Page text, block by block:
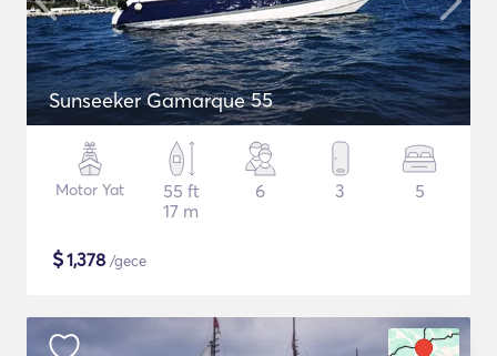
Sunseeker Gamarque 55
Motor Yat
55 ft
17 m
6 3 5
$1,378 /gece